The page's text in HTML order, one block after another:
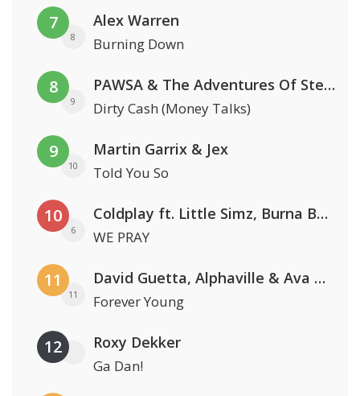
7
8
Alex Warren
Burning Down
8
9
PAWSA & The Adventures Of Stevie V
Dirty Cash (Money Talks)
9
10
Martin Garrix & Jex
Told You So
10
6
Coldplay ft. Little Simz, Burna Boy, Elyanna & Tini
WE PRAY
11
11
David Guetta, Alphaville & Ava Max
Forever Young
12 Roxy Dekker
Ga Dan!